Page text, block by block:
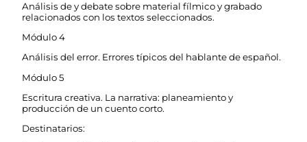
Análisis de y debate sobre material fílmico y grabado
relacionados con los textos seleccionados.
Módulo 4
Análisis del error. Errores típicos del hablante de español.
Módulo 5
Escritura creativa. La narrativa: planeamiento y
producción de un cuento corto.
Destinatarios: